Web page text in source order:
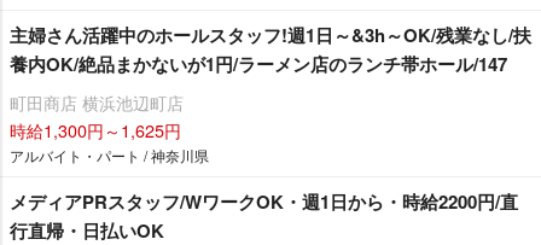
主婦さん活躍中のホールスタッフ!週1日～&3h～OK/残業なし/扶
養内OK/絶品まかないが1円/ラーメン店のランチ帯ホール/147
町田商店 横浜池辺町店
時給1,300円～1,625円
アルバイト・パート / 神奈川県
メディアPRスタッフ/WワークOK・週1日から・時給2200円/直
行直帰・日払いOK